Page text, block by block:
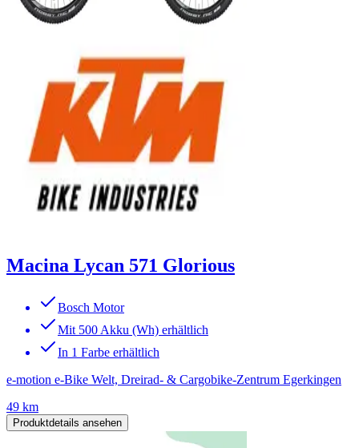
Macina Lycan 571 Glorious
Bosch Motor
Mit 500 Akku (Wh) erhältlich
In 1 Farbe erhältlich
e-motion e-Bike Welt, Dreirad- & Cargobike-Zentrum Egerkingen
49 km
Produktdetails ansehen